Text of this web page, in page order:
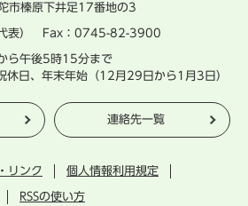
榛原下井足17番地の3
表） Fax：0745-82-3900
ら午後5時15分まで
日、年末年始（12月29日から1月3日）
連絡先一覧
リンク 個人情報利用規定
RSSの使い方